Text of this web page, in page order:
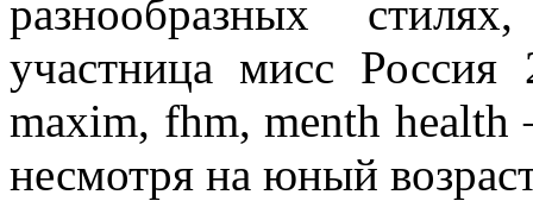
разнообразных
участница мисс
maxim, fhm, menth
несмотря на юный